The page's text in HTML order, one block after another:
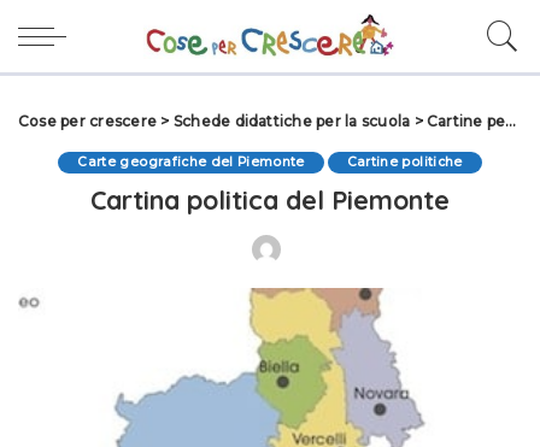
Cose per crescere > Schede didattiche per la scuola >Cartine per la scuola primaria
Carte geografiche del Piemonte Cartine politiche
Cartina politica del Piemonte